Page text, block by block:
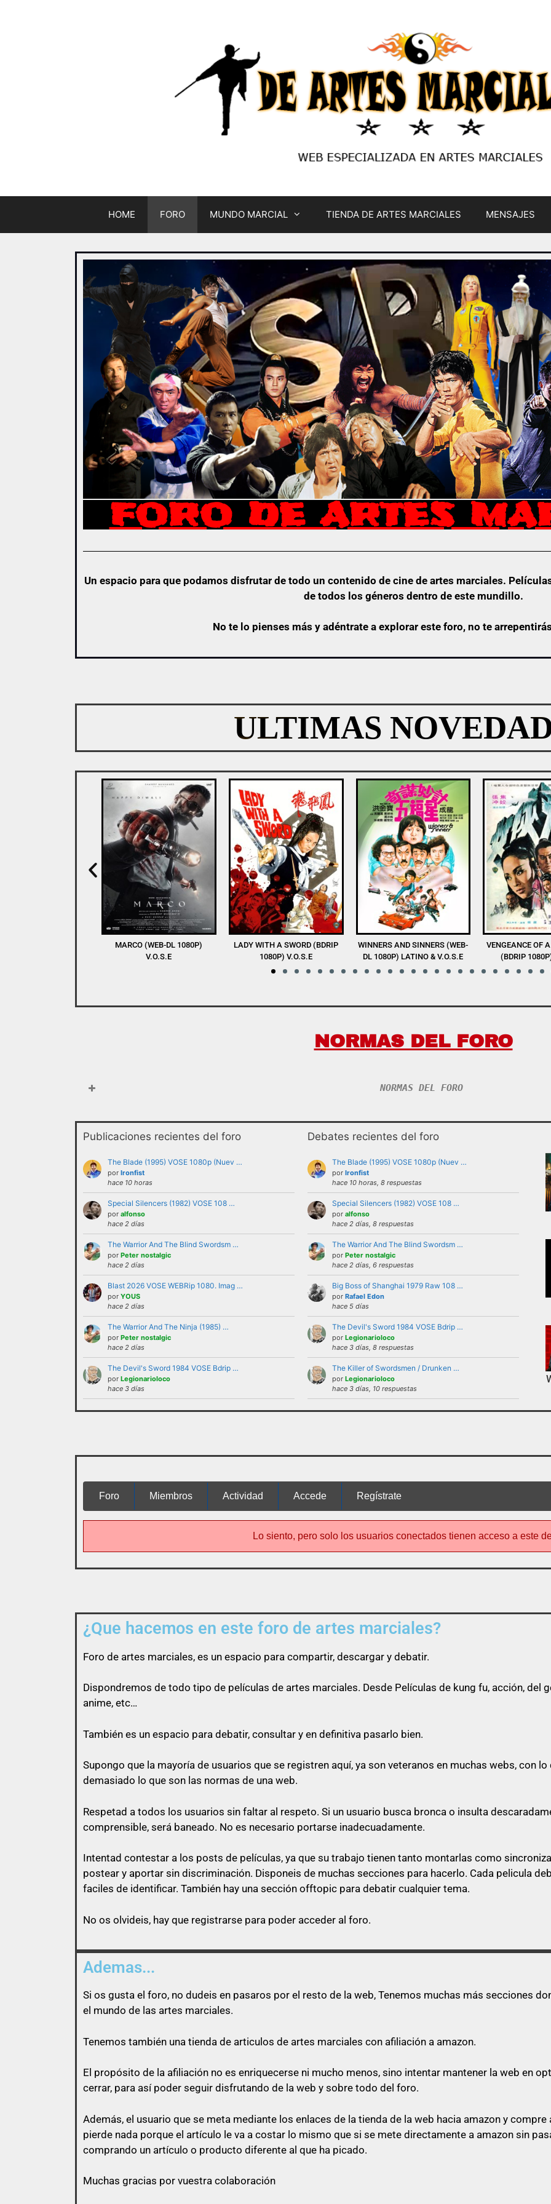
HOME FORO MUNDO MARCIAL TIENDA DE ARTES MARCIALES MENSAJES
FORO DE ARTES
Un espacio para que podamos disfrutar de todo un contenido de cine de artes marciales.
de todos los géneros dentro de este mundillo.
No te lo pienses más y adéntrate a explorar este foro, no te
ULTIMAS
LADY WITH A SWORD (BDRIP
1080P) V.O.S.E
WINNERS AND SINNERS (WEB-
DL 1080P) LATINO & V.O.S.E
VENGEANCE OF A SNOW GIRL
(BDRIP 1080P) V.O.S.E
THE SHAOLIN
1080P)
NORMAS DEL FORO
NORMAS DEL FORO
No se debe insultar a ningún usuario bajo ninguna circunstancia. Se puede criticar, discutir
recurrir al insulto.
No se debe hacer apología de la violencia, ni de forma verbal ni mostrando insignias,
como tales.
No trasladar a los foros discusiones a nivel personal con otros usuarios.Estas deben ser
partícipes al resto de personas del foro.
No revelar ni hacer público en el foro la identidad o datos personales de ningún
ejemplo direcciones de email, ip’s externas, etc
No enviar a los foros mensajes repetitivos
En el Lenguaje web, escribir con letras mayusculas equivale a gritar, si no es esa su
Cualquier usuario que altere el buen funcionamiento del foro mediante reiteradas quejas,
administración o las normas de uso del foro será expulsado del mismo.
funcionamiento de este foro
con lo que vas a responder.
El usuario que suba una peli, puede perfectamente no poner el enlace ni a la vista, ni en spoiler
momento que otro usuario comente en su post con un comentario decente y relacionado con
No vale un simple «Gracias», no vale «pásame el enlace», ni nada parecido a mensajes
Así que un usuario que esconda su enlace, será libre de pasárselo a quien quiera sin ninguna
Publicaciones recientes del foro
The Blade (1995) VOSE 1080p (Nuev …
por Ironfist
hace 10 horas
Special Silencers (1982) VOSE 108 …
por alfonso
hace 2 días
The Warrior And The Blind Swordsm …
por Peter nostalgic
hace 2 días
Blast 2026 VOSE WEBRip 1080. Imag …
por YOUS
hace 2 días
The Warrior And The Ninja (1985) …
por Peter nostalgic
hace 2 días
The Devil's Sword 1984 VOSE Bdrip …
por Legionarioloco
hace 3 días
Debates recientes del foro
The Blade (1995) VOSE 1080p (Nuev …
por Ironfist
hace 10 horas, 8 respuestas
Special Silencers (1982) VOSE 108 …
por alfonso
hace 2 días, 8 respuestas
The Warrior And The Blind Swordsm …
por Peter nostalgic
hace 2 días, 6 respuestas
Big Boss of Shanghai 1979 Raw 108 …
por Rafael Edon
hace 5 días
The Devil's Sword 1984 VOSE Bdrip …
por Legionarioloco
hace 3 días, 8 respuestas
The Killer of Swordsmen / Drunken …
por Legionarioloco
hace 3 días, 10 respuestas
Foro Miembros Actividad Accede Regístrate
Lo siento, pero solo los usuarios conectados tienen acceso a este
¿Que hacemos en este foro de artes marciales?
Foro de artes marciales, es un espacio para compartir, descargar y debatir.
Dispondremos de todo tipo de películas de artes marciales. Desde Películas de kung fu, acción, del
anime, etc…
También es un espacio para debatir, consultar y en definitiva pasarlo bien.
Supongo que la mayoría de usuarios que se registren aquí, ya son veteranos en muchas webs, con
demasiado lo que son las normas de una web.
Respetad a todos los usuarios sin faltar al respeto. Si un usuario busca bronca o insulta
comprensible, será baneado. No es necesario portarse inadecuadamente.
Intentad contestar a los posts de películas, ya que su trabajo tienen tanto montarlas como
postear y aportar sin discriminación. Disponeis de muchas secciones para hacerlo. Cada pelicula
faciles de identificar. También hay una sección offtopic para debatir cualquier tema.
No os olvideis, hay que registrarse para poder acceder al foro.
Ademas...
Si os gusta el foro, no dudeis en pasaros por el resto de la web, Tenemos muchas más secciones
el mundo de las artes marciales.
Tenemos también una tienda de articulos de artes marciales con afiliación a amazon.
El propósito de la afiliación no es enriquecerse ni mucho menos, sino intentar mantener la web en
cerrar, para así poder seguir disfrutando de la web y sobre todo del foro.
Además, el usuario que se meta mediante los enlaces de la tienda de la web hacia amazon y compre
pierde nada porque el artículo le va a costar lo mismo que si se mete directamente a amazon sin
comprando un artículo o producto diferente al que ha picado.
Muchas gracias por vuestra colaboración